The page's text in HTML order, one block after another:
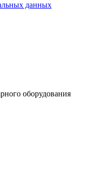
данных
оборудования